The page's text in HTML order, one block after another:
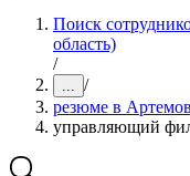
Поиск
область)
/
... /
резюме в
управляющий